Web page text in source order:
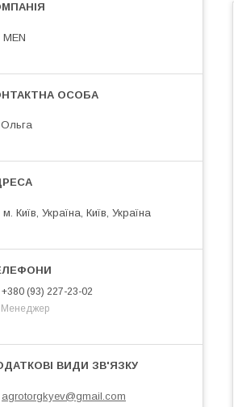
MEN
Ольга
м. Київ, Україна, Київ, Україна
+380 (93) 227-23-02
Менеджер
agrotorgkyev@gmail.com